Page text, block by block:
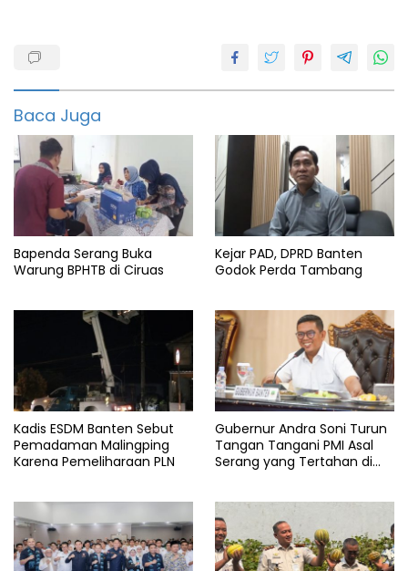
Dpmpd
featured
Jalan
tol
Kabupaten
Kecamatan
Pandeglang
Pertanahan
Provinsi
Serang
panimbang
Baca Juga
Bapenda Serang Buka
Warung BPHTB di Ciruas
Kejar PAD, DPRD Banten
Godok Perda Tambang
Kadis ESDM Banten Sebut
Pemadaman Malingping
Karena Pemeliharaan PLN
Gubernur Andra Soni Turun
Tangan Tangani PMI Asal
Serang yang Tertahan di